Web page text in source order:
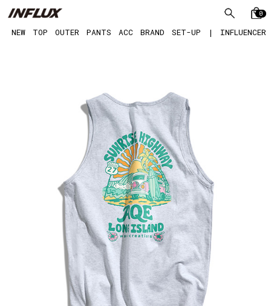
0
NEW TOP OUTER PANTS ACC BRAND SET-UP | INFLUENCER